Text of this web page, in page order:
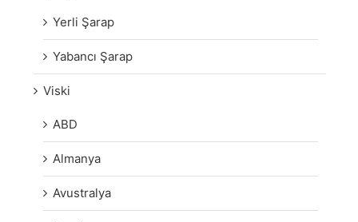
Yerli Şarap
Yabancı Şarap
Viski
ABD
Almanya
Avustralya